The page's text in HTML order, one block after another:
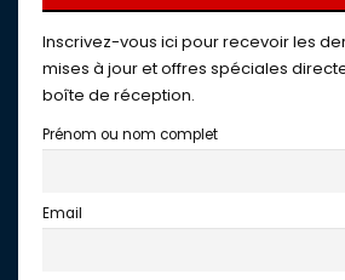
Inscrivez-vous ici pour recevoir les
mises à jour et offres spéciales
boîte de réception.
Prénom ou nom complet
Email